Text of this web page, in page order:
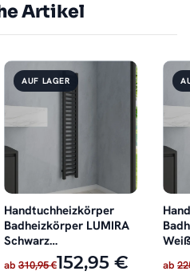
Artikel
AUF LAGER
Handtuchheizkörper
Badheizkörper LUMIRA
Schwarz
Seitenanschluss
ab 310,95 €152,95 € ab